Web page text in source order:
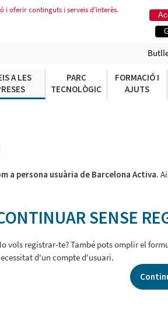
i oferir continguts i serveis d’interès.
A LES
PARC
TECNOLÒGIC
FORMACIÓ I
AJUTS
a persona usuària de Barcelona Activa.
SENSE
vols registrar-te? També pots omplir el
d'un compte d'usuari.